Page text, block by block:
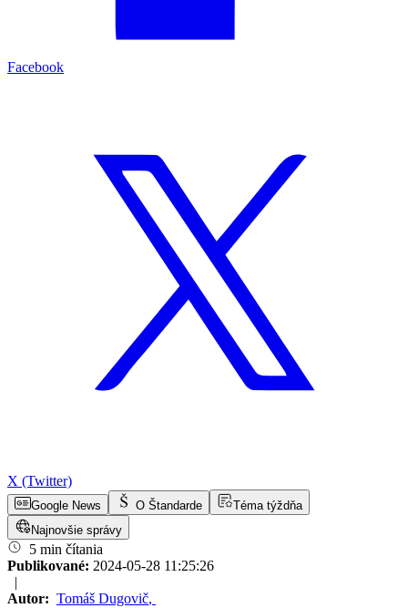
Facebook
X (Twitter)
Google News O Štandarde
Téma týždňa
Najnovšie správy
5 min čítania
Publikované: 2024-05-28 11:25:26
|
Autor: Tomáš Dugovič,